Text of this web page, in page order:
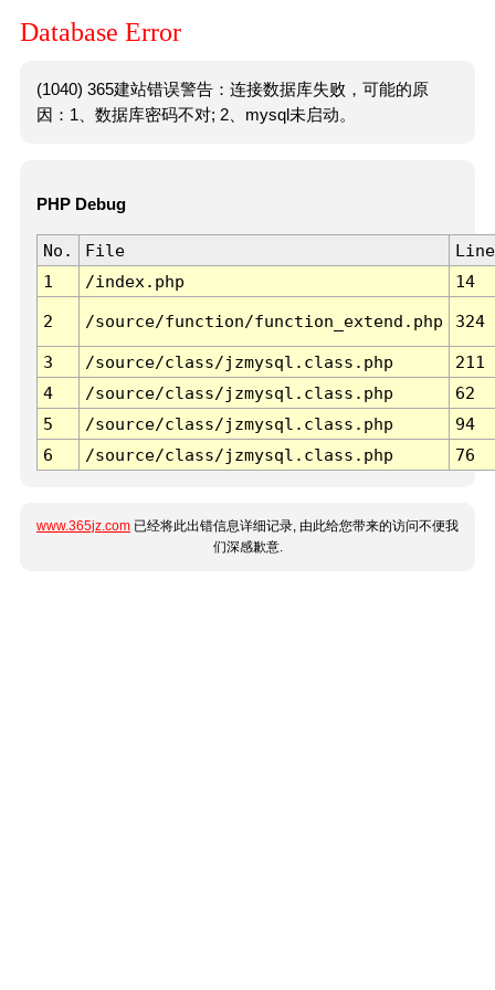
Database Error
(1040) 365建站错误警告：连接数据库失败，可能的原
因：1、数据库密码不对; 2、mysql未启动。
PHP Debug
No. File
Line
1
/index.php 14
2 /source/function/function_extend.php 324
3 /source/class/jzmysql.class.php
211
4
/source/class/jzmysql.class.php
62
5
/source/class/jzmysql.class.php
94
6
/source/class/jzmysql.class.php 76
www.365jz.com 已经将此出错信息详细记录, 由此给您带来的访问不便我
们深感歉意.